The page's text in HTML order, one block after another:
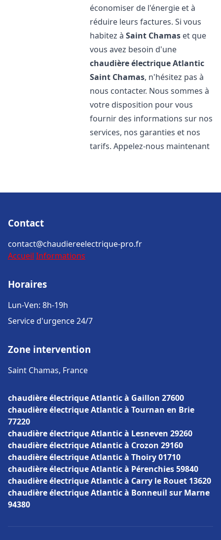
économiser de l'énergie et à
réduire leurs factures. Si vous
habitez àSaint Chamas et que
vous avez besoin d'une
chaudière électrique Atlantic
Saint Chamas, n'hésitez pas à
nous contacter. Nous sommes à
votre disposition pour vous
fournir des informations sur nos
services, nos garanties et nos
tarifs. Appelez-nous maintenant
Contact
contact@chaudiereelectrique-pro.fr
Accueil Informations
Horaires
Lun-Ven: 8h-19h
Service d'urgence 24/7
Zone intervention
Saint Chamas, France
chaudière électrique Atlantic à Gaillon 27600
chaudière électrique Atlantic à Tournan en Brie
77220
chaudière électrique Atlantic à Lesneven 29260
chaudière électrique Atlantic à Crozon 29160
chaudière électrique Atlantic à Thoiry 01710
chaudière électrique Atlantic à Pérenchies 59840
chaudière électrique Atlantic à Carry le Rouet 13620
chaudière électrique Atlantic à Bonneuil sur Marne
94380